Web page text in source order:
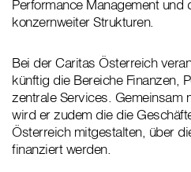
Performance Management und
konzernweiter Strukturen.
Bei der Caritas Österreich
künftig die Bereiche Finanzen,
zentrale Services. Gemeinsam
wird er zudem die die
Österreich mitgestalten, über
finanziert werden.